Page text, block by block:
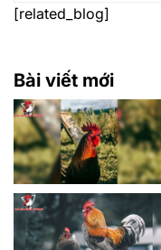
[related_blog]
Bài viết mới